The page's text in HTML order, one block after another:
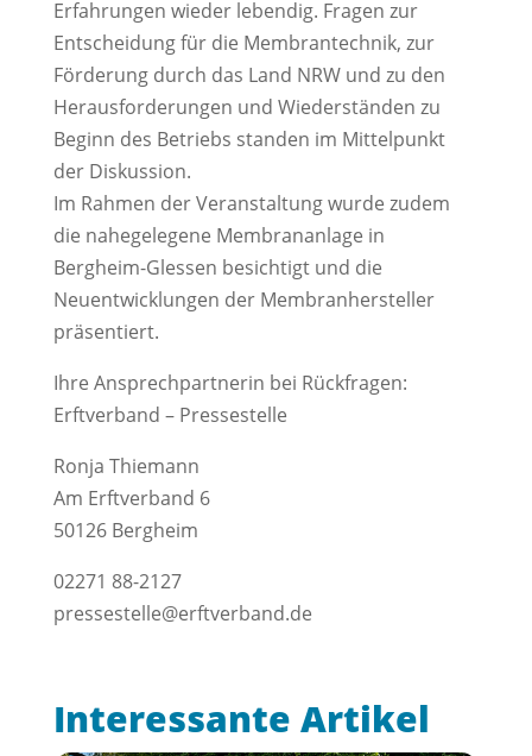
Erfahrungen wieder lebendig. Fragen zur
Entscheidung für die Membrantechnik, zur
Förderung durch das Land NRW und zu den
Herausforderungen und Wiederständen zu
Beginn des Betriebs standen im Mittelpunkt
der Diskussion.
Im Rahmen der Veranstaltung wurde zudem
die nahegelegene Membrananlage in
Bergheim-Glessen besichtigt und die
Neuentwicklungen der Membranhersteller
präsentiert.
Ihre Ansprechpartnerin bei Rückfragen:
Erftverband – Pressestelle
Ronja Thiemann
Am Erftverband 6
50126 Bergheim
02271 88-2127
pressestelle@erftverband.de
Interessante Artikel